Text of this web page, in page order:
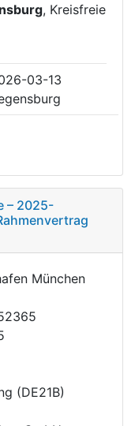
, Kreisfreie
03-13
– 2025-
München
(DE21B)